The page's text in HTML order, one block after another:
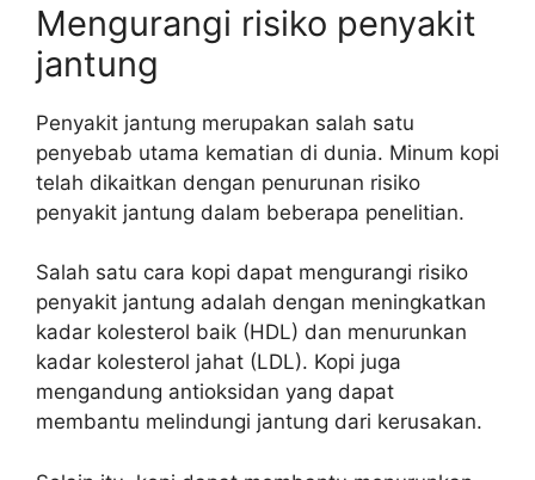
Mengurangi risiko penyakit
jantung
Penyakit jantung merupakan salah satu
penyebab utama kematian di dunia. Minum kopi
telah dikaitkan dengan penurunan risiko
penyakit jantung dalam beberapa penelitian.
Salah satu cara kopi dapat mengurangi risiko
penyakit jantung adalah dengan meningkatkan
kadar kolesterol baik (HDL) dan menurunkan
kadar kolesterol jahat (LDL). Kopi juga
mengandung antioksidan yang dapat
membantu melindungi jantung dari kerusakan.